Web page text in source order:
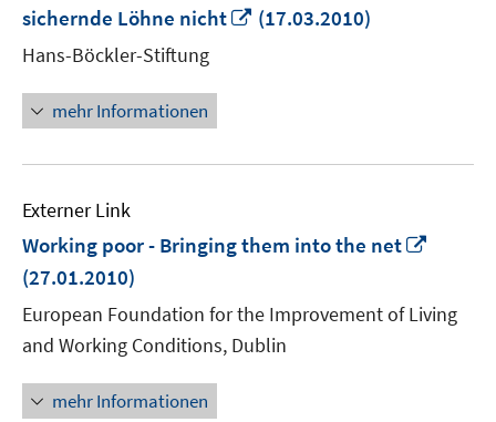
sichernde Löhne nicht
In
(17.03.2010)
Hans-Böckler-Stiftung
mehr Informationen
Externer Link
Working poor - Bringing them into the net
öffnen
(27.01.2010)
European Foundation for the Improvement of Living
and Working Conditions, Dublin
mehr Informationen